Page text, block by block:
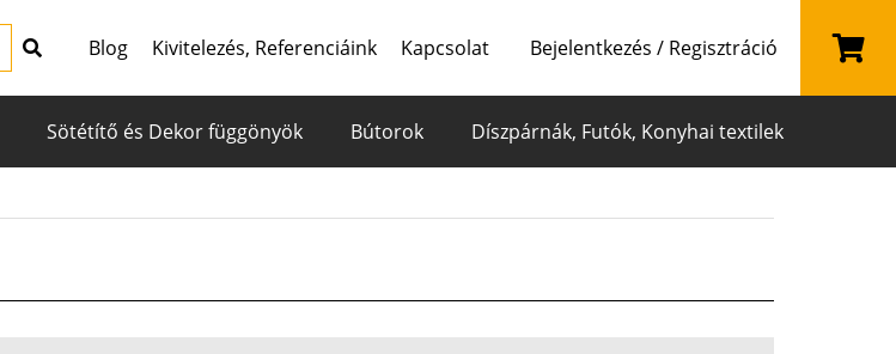
Blog Kivitelezés, Referenciáink Kapcsolat Bejelentkezés / Regisztráció
Sötétítő és Dekor függönyök Bútorok Díszpárnák, Futók, Konyhai textilek